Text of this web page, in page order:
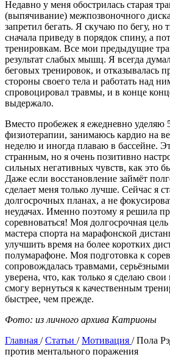
Недавно у меня обострилась старая
(выпячивание) межпозвоночного
запретил бегать. Я скучаю по бегу, но
сначала приведу в порядок спину, а
тренировкам. Все мои предыдущие
результат слабых мышц. Я всегда
беговых тренировок, и отказывалась
стороны своего тела и работать над
спровоцировал травмы, и в конце
выдержало.
Вместо пробежек я ежедневно уделяю
физиотерапии, занимаюсь кардио на
неделю и иногда плаваю в бассейне.
странным, но я очень позитивно
сильных негативных чувств, как это
Даже если восстановление займёт
сделает меня только лучше. Сейчас я
долгосрочных планах, а не
неудачах. Именно поэтому я решила
соревноваться! Моя долгосрочная
мастера спорта на марафонской
улучшить время на более коротких
полумарафоне. Моя подготовка к
сопровождалась травмами,
уверена, что, как только я сделаю
смогу вернуться к качественным
быстрее, чем прежде.
Фото: из личного архива Катрионы
Главная /Статьи /Мотивация /Пола
против ментального поражения